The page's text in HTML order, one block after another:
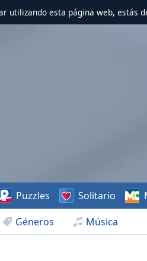
utilizando esta página web, estás
Géneros Música
Puzzles Solitario